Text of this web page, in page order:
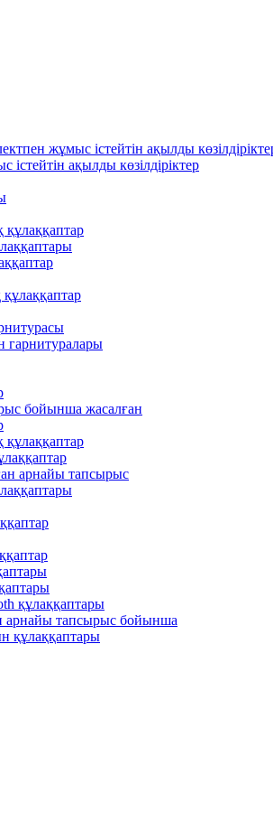
жұмыс істейтін ақылды
ақылды көзілдіріктер
бойынша жасалған
арнайы тапсырыс
құлаққаптары
арнайы тапсырыс бойынша
құлаққаптары